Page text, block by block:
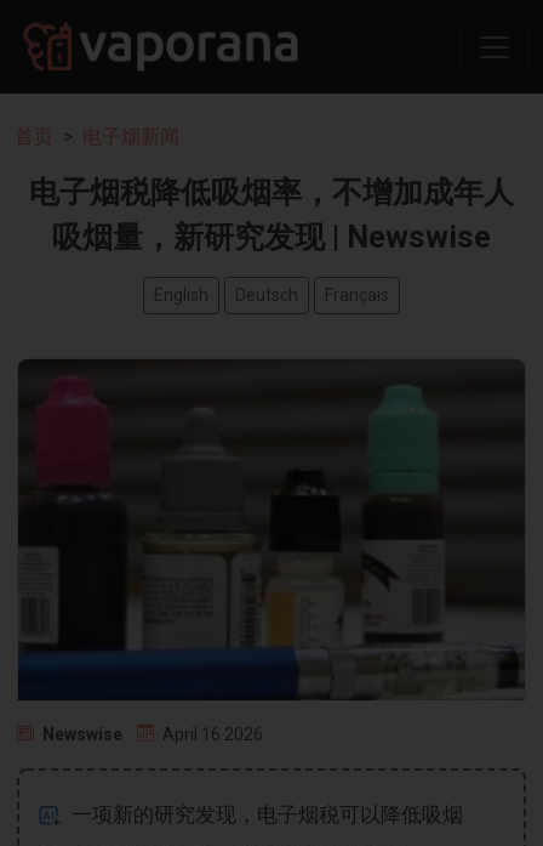
首页 电子烟新闻
电子烟税降低吸烟率，不增加成年人
吸烟量，新研究发现 | Newswise
English Deutsch Français
Newswise April 16 2026
一项新的研究发现，电子烟税可以降低吸烟